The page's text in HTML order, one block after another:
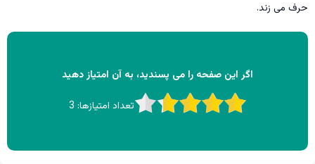
حرف می زند.
اگر این صفحه را می پسندید، به آن امتیاز دهید
تعداد امتیازها: 3